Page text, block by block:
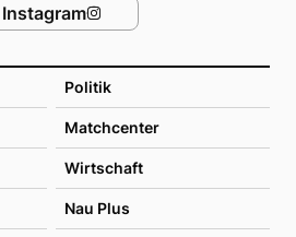
Politik
Matchcenter
Wirtschaft
Nau Plus
Instagram